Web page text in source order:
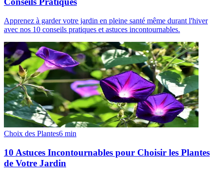
Apprenez à garder votre jardin en pleine santé même durant l'hiver
avec nos 10 conseils pratiques et astuces incontournables.
Choix des Plantes6 min
10 Astuces Incontournables pour Choisir les Plantes
de Votre Jardin